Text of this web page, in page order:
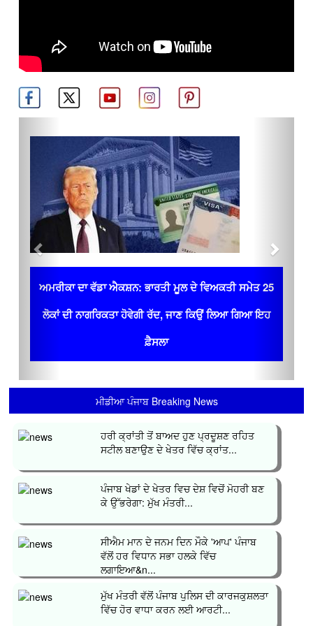
ਅਮਰੀਕਾ ਦਾ ਵੱਡਾ ਐਕਸ਼ਨ: ਭਾਰਤੀ ਮੂਲ ਦੇ ਵਿਅਕਤੀ ਸਮੇਤ 25
ਲੋਕਾਂ ਦੀ ਨਾਗਰਿਕਤਾ ਹੋਵੇਗੀ ਰੱਦ, ਜਾਣ ਕਿਉਂ ਲਿਆ ਗਿਆ ਇਹ
ਫ਼ੈਸਲਾ
ਮੀਡੀਆ ਪੰਜਾਬ Breaking News
ਹਰੀ ਕ੍ਰਾਂਤੀ ਤੋਂ ਬਾਅਦ ਹੁਣ ਪ੍ਰਦੂਸ਼ਣ ਰਹਿਤ
ਸਟੀਲ ਬਣਾਉਣ ਦੇ ਖੇਤਰ ਵਿੱਚ ਕ੍ਰਾਂਤ...
ਪੰਜਾਬ ਖੇਡਾਂ ਦੇ ਖੇਤਰ ਵਿਚ ਦੇਸ਼ ਵਿਚੋਂ ਮੋਹਰੀ ਬਣ
ਕੇ ਉੱਭਰੇਗਾ: ਮੁੱਖ ਮੰਤਰੀ...
ਸੀਐਮ ਮਾਨ ਦੇ ਜਨਮ ਦਿਨ ਮੌਕੇ 'ਆਪ' ਪੰਜਾਬ
ਵੱਲੋਂ ਹਰ ਵਿਧਾਨ ਸਭਾ ਹਲਕੇ ਵਿੱਚ
ਲਗਾਇਆ&n...
ਮੁੱਖ ਮੰਤਰੀ ਵੱਲੋਂ ਪੰਜਾਬ ਪੁਲਿਸ ਦੀ ਕਾਰਜਕੁਸ਼ਲਤਾ
ਵਿੱਚ ਹੋਰ ਵਾਧਾ ਕਰਨ ਲਈ ਆਰਟੀ...